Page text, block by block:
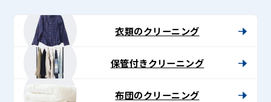
衣類のクリーニング
保管付きクリーニング
布団のクリーニング